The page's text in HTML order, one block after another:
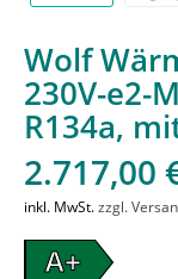
Wolf
230V-e2-
R134a,
2.717,00
inkl. MwSt.zzgl.
A+